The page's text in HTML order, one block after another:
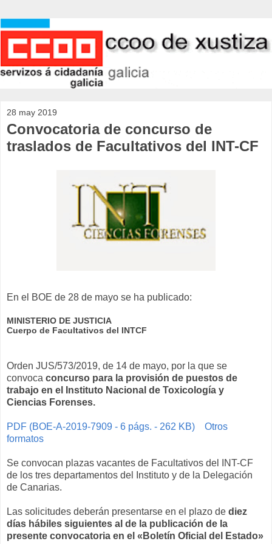
28 may 2019
Convocatoria de concurso de
traslados de Facultativos del INT-CF
En el BOE de 28 de mayo se ha publicado:
MINISTERIO DE JUSTICIA
Cuerpo de Facultativos del INTCF
Orden JUS/573/2019, de 14 de mayo, por la que se
convoca concurso para la provisión de puestos de
trabajo en el Instituto Nacional de Toxicología y
Ciencias Forenses.
PDF (BOE-A-2019-7909 - 6 págs. - 262 KB)
Otros
formatos
Se convocan plazas vacantes de Facultativos del INT-CF
de los tres departamentos del Instituto y de la Delegación
de Canarias.
Las solicitudes deberán presentarse en el plazo de diez
días hábiles siguientes al de la publicación de la
presente convocatoria en el «Boletín Oficial del Estado»